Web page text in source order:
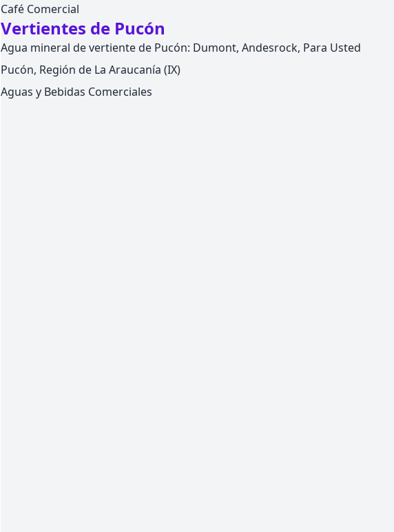
Café Comercial
Vertientes de Pucón
Agua mineral de vertiente de Pucón: Dumont, Andesrock, Para Usted
Pucón, Región de La Araucanía (IX)
Aguas y Bebidas Comerciales